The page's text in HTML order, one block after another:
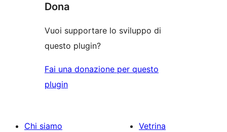
Dona
Vuoi supportare lo sviluppo di
questo plugin?
Fai una donazione per questo
plugin
Chi siamo
Vetrina